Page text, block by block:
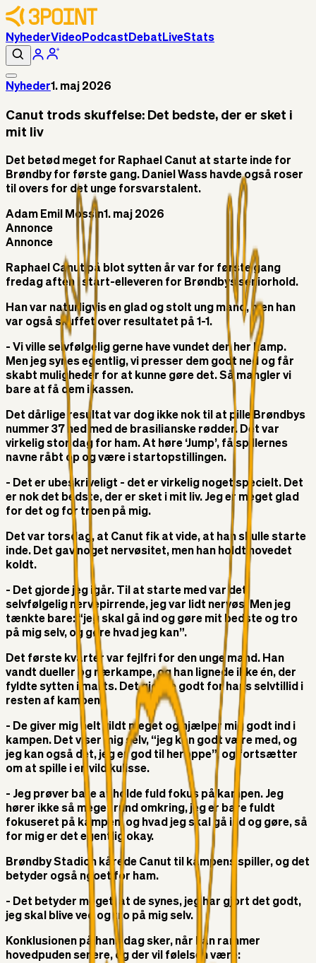
NyhederVideoPodcast Debat LiveStats
Nyheder1. maj 2026
Canut trods skuffelse: Det bedste, der er sket i
mit liv
Det betød meget for Raphael Canut at starte inde for
Brøndby for første gang. Daniel Wass havde også roser
til overs for det unge forsvarstalent.
Adam Emil Mossin1. maj 2026
Annonce
Annonce
Raphael Canut på blot sytten år var for første gang
fredag aften i start-elleveren for Brøndbys seniorhold.
Han var naturligvis en glad og stolt ung mand, men han
var også skuffet over resultatet på 1-1.
- Vi ville selvfølgelig gerne have vundet den her kamp.
Men jeg synes egentlig, vi presser dem godt ned og får
skabt muligheder for at kunne gøre det. Så mangler vi
bare at få dem i kassen.
Det dårlige resultat var dog ikke nok til at pille Brøndbys
nummer 37 ned med de brasilianske rødder. Det var
virkelig stor dag for ham. At høre ‘Jump’, få spillernes
navne råbt op og være i startopstillingen.
- Det er ubeskriveligt - det er virkelig noget specielt. Det
er nok det bedste, der er sket i mit liv. Jeg er meget glad
for det og for troen på mig.
Det var torsdag, at Canut fik at vide, at han skulle starte
inde. Det gav noget nervøsitet, men han holdt hovedet
koldt.
- Det gjorde jeg igår. Til at starte med var det
selvfølgelig nervepirrende, jeg var lidt nervøs. Men jeg
tænkte bare: “jeg skal gå ind og gøre mit bedste og tro
på mig selv, og gøre hvad jeg kan”.
Det første kvarter var fejlfri for den unge mand. Han
vandt dueller og nærkampe, og han lignede ikke én, der
fyldte sytten i marts. Det gjorde godt for hans selvtillid i
resten af kampen.
- De giver mig helt vildt meget og hjælper mig godt ind i
kampen. Det viser mig selv, “jeg kan godt være med, og
jeg kan også det, jeg er god til heroppe”, og fortsætter
om at spille i en vild kulisse.
- Jeg prøver bare at holde fuld fokus på kampen. Jeg
hører ikke så meget rund omkring, jeg er bare fuldt
fokuseret på kampen, og hvad jeg skal gå ind og gøre, så
for mig er det egentlig okay.
Brøndby Stadion kårede Canut til kampens spiller, og det
betyder også ngoet for ham.
- Det betyder meget, at de synes, jeg har gjort det godt,
jeg skal blive ved og tro på mig selv.
Konklusionen på hans dag sker, når han rammer
hovedpuden senere, og der vil følelsen være: